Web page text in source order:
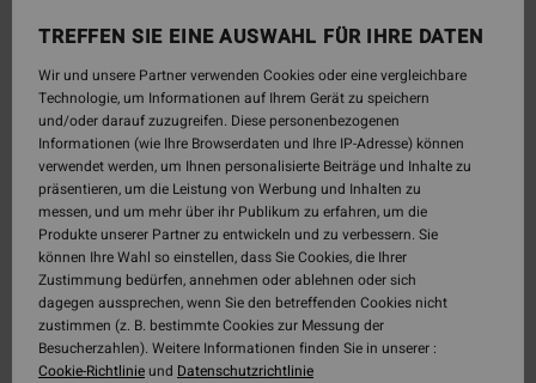
TREFFEN SIE EINE AUSWAHL FÜR IHRE DATEN
Wir und unsere Partner verwenden Cookies oder eine vergleichbare
Technologie, um Informationen auf Ihrem Gerät zu speichern
und/oder darauf zuzugreifen. Diese personenbezogenen
Informationen (wie Ihre Browserdaten und Ihre IP-Adresse) können
verwendet werden, um Ihnen personalisierte Beiträge und Inhalte zu
präsentieren, um die Leistung von Werbung und Inhalten zu
messen, und um mehr über ihr Publikum zu erfahren, um die
Produkte unserer Partner zu entwickeln und zu verbessern. Sie
können Ihre Wahl so einstellen, dass Sie Cookies, die Ihrer
Zustimmung bedürfen, annehmen oder ablehnen oder sich
dagegen aussprechen, wenn Sie den betreffenden Cookies nicht
zustimmen (z. B. bestimmte Cookies zur Messung der
Besucherzahlen). Weitere Informationen finden Sie in unserer :
Cookie-Richtlinieund Datenschutzrichtlinie